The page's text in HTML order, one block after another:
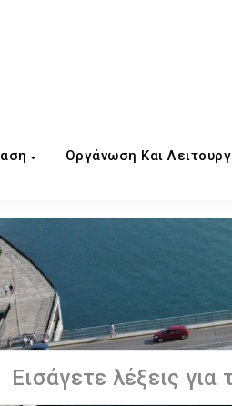
Οργάνωση Και